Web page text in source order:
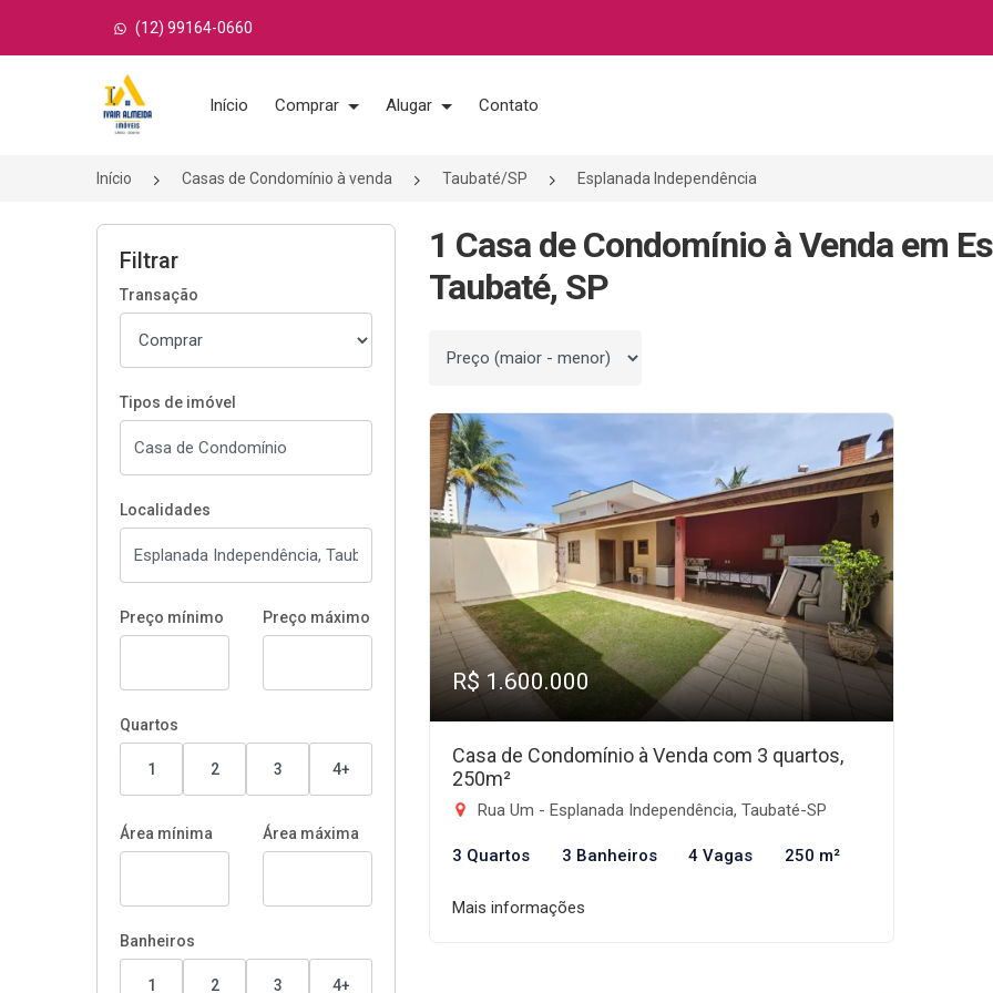
(12) 99164-0660
Página inicial
Início Comprar Alugar Contato
Início Casas de Condomínio à venda Taubaté/SP Esplanada Independência
Filtrar
Transação
Tipos de imóvel
Localidades
Preço mínimo Preço máximo
Quartos
1 2 3 4+
Área mínima Área máxima
Banheiros
1 2 3 4+
1 Casa de Condomínio à Venda em
Taubaté, SP
Ordenar por
R$ 1.600.000
Casa de Condomínio à Venda com 3 quartos,
250m²
Rua Um - Esplanada Independência, Taubaté-SP
3 Quartos 3 Banheiros 4 Vagas 250 m²
Mais informações